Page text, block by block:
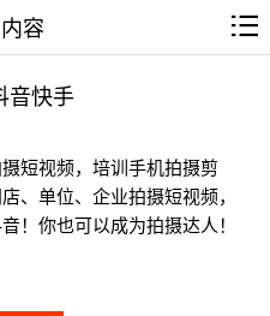
容
音快手
短视频，培训手机拍摄剪
、单位、企业拍摄短视频，
！你也可以成为拍摄达人！